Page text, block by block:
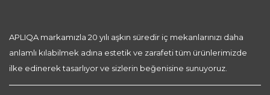
APLIQA markamızla 20 yılı aşkın süredir iç mekanlarınızı daha
anlamlı kılabilmek adına estetik ve zarafeti tüm ürünlerimizde
ilke edinerek tasarlıyor ve sizlerin beğenisine sunuyoruz.